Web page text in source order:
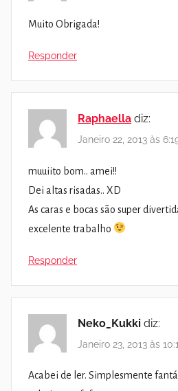
Muito Obrigada!
Responder
Raphaella diz:
Janeiro 22, 2013 às
muuiito bom.. amei!!
Dei altas risadas.. XD
As caras e bocas são super
excelente trabalho
Responder
Neko_Kukki diz:
Janeiro 23, 2013 às
Acabei de ler. Simplesmente